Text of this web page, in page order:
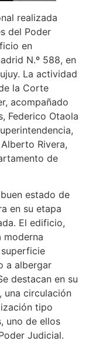
realizada
del Poder
en
N.º 588, en
La actividad
la Corte
acompañado
Federico Otaola
Rivera,
de
estado de
en su etapa
El edificio,
moderna
a albergar
destacan en su
una circulación
tipo
uno de ellos
Judicial.